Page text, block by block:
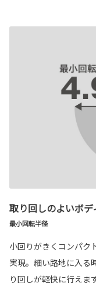
取り回しのよいボデ
最小回転半径
小回りがきくコンパク
実現。細い路地に入る
り回しが軽快に行えます